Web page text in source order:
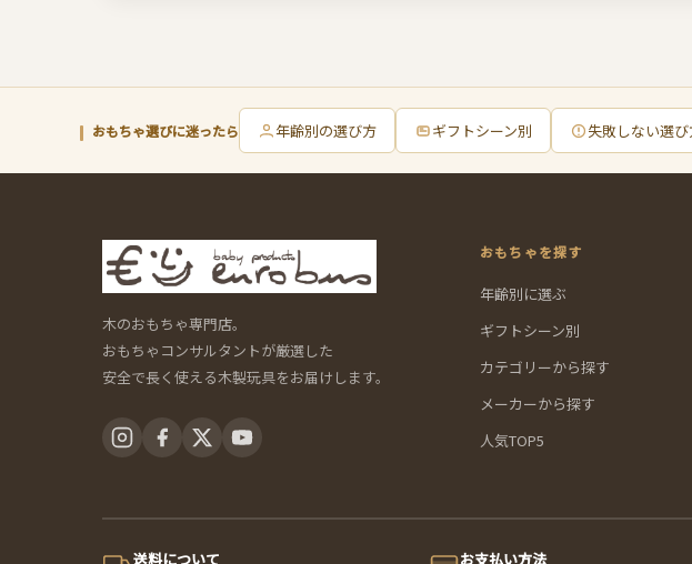
おもちゃ選びに迷ったら 年齢別の選び方 ギフトシーン別 失敗しない選
木のおもちゃ専門店。
おもちゃコンサルタントが厳選した
安全で長く使える木製玩具をお届けします。
おもちゃを探す
年齢別に選ぶ
ギフトシーン別
カテゴリーから探す
メーカーから探す
人気TOP5
送料について お支払い方法